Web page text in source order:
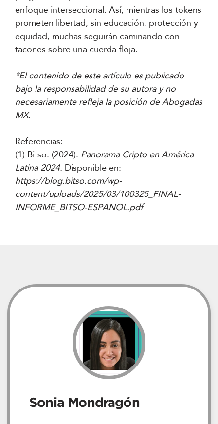
enfoque interseccional. Así, mientras los tokens
prometen libertad, sin educación, protección y
equidad, muchas seguirán caminando con
tacones sobre una cuerda floja.
*El contenido de este artículo es publicado
bajo la responsabilidad de su autora y no
necesariamente refleja la posición de Abogadas
MX.
Referencias:
(1) Bitso. (2024). Panorama Cripto en América
Latina 2024. Disponible en:
https://blog.bitso.com/wp-
content/uploads/2025/03/100325_FINAL-
INFORME_BITSO-ESPANOL.pdf
Sonia Mondragón